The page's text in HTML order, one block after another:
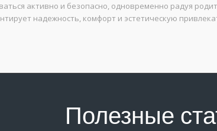
активно и безопасно, одновременно радуя
надежность, комфорт и эстетическую
Полезные